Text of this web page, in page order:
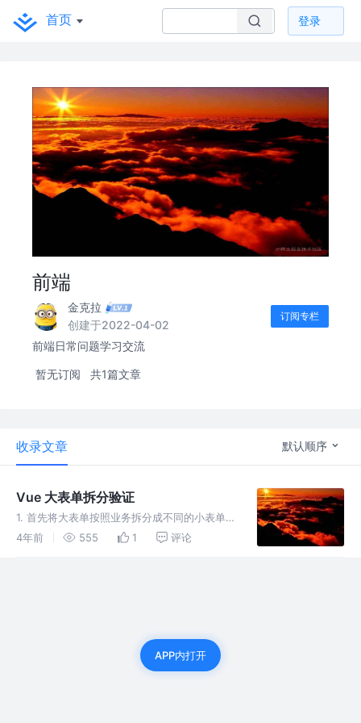
首页 登录
前端
金克拉
创建于2022-04-02
订阅专栏
前端日常问题学习交流
暂无订阅 共1篇文章
收录文章 默认顺序
Vue 大表单拆分验证
1. 首先将大表单按照业务拆分成不同的小表单，
每个小表单对外提供一个提交方法，返回
4年前 555 1 评论
APP内打开